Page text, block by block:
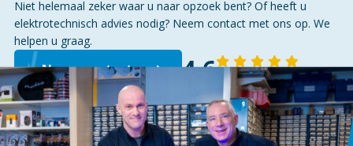
Niet helemaal zeker waar u naar opzoek bent? Of heeft u
elektrotechnisch advies nodig? Neem contact met ons op. We
helpen u graag.
Neem contact op 4,6 143 reviews